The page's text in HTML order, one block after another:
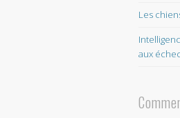
Les
aux